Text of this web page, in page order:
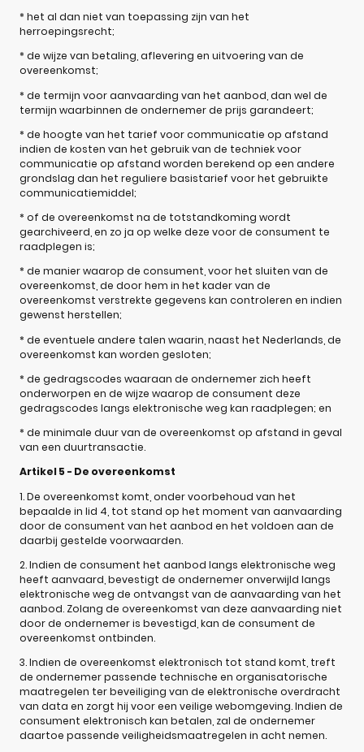
* het al dan niet van toepassing zijn van het
herroepingsrecht;
* de wijze van betaling, aflevering en uitvoering van de
overeenkomst;
* de termijn voor aanvaarding van het aanbod, dan wel de
termijn waarbinnen de ondernemer de prijs garandeert;
* de hoogte van het tarief voor communicatie op afstand
indien de kosten van het gebruik van de techniek voor
communicatie op afstand worden berekend op een andere
grondslag dan het reguliere basistarief voor het gebruikte
communicatiemiddel;
* of de overeenkomst na de totstandkoming wordt
gearchiveerd, en zo ja op welke deze voor de consument te
raadplegen is;
* de manier waarop de consument, voor het sluiten van de
overeenkomst, de door hem in het kader van de
overeenkomst verstrekte gegevens kan controleren en indien
gewenst herstellen;
* de eventuele andere talen waarin, naast het Nederlands, de
overeenkomst kan worden gesloten;
* de gedragscodes waaraan de ondernemer zich heeft
onderworpen en de wijze waarop de consument deze
gedragscodes langs elektronische weg kan raadplegen; en
* de minimale duur van de overeenkomst op afstand in geval
van een duurtransactie.
Artikel 5 - De overeenkomst
1. De overeenkomst komt, onder voorbehoud van het
bepaalde in lid 4, tot stand op het moment van aanvaarding
door de consument van het aanbod en het voldoen aan de
daarbij gestelde voorwaarden.
2. Indien de consument het aanbod langs elektronische weg
heeft aanvaard, bevestigt de ondernemer onverwijld langs
elektronische weg de ontvangst van de aanvaarding van het
aanbod. Zolang de overeenkomst van deze aanvaarding niet
door de ondernemer is bevestigd, kan de consument de
overeenkomst ontbinden.
3. Indien de overeenkomst elektronisch tot stand komt, treft
de ondernemer passende technische en organisatorische
maatregelen ter beveiliging van de elektronische overdracht
van data en zorgt hij voor een veilige webomgeving. Indien de
consument elektronisch kan betalen, zal de ondernemer
daartoe passende veiligheidsmaatregelen in acht nemen.